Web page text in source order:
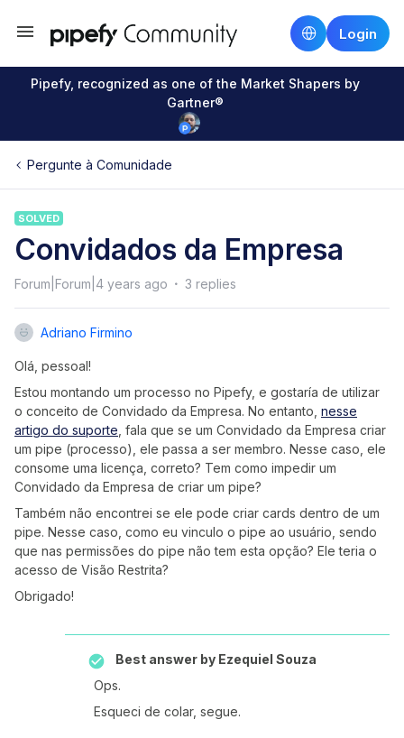
Login
Pipefy, recognized as one of the Market Shapers by
Gartner®
Pergunte à Comunidade
SOLVED
Convidados da Empresa
Forum|Forum|4 years ago 3 replies
Adriano Firmino
Olá, pessoal!
Estou montando um processo no Pipefy, e gostaría de utilizar
o conceito de Convidado da Empresa. No entanto, nesse
artigo do suporte , fala que se um Convidado da Empresa criar
um pipe (processo), ele passa a ser membro. Nesse caso, ele
consome uma licença, correto? Tem como impedir um
Convidado da Empresa de criar um pipe?
Também não encontrei se ele pode criar cards dentro de um
pipe. Nesse caso, como eu vinculo o pipe ao usuário, sendo
que nas permissões do pipe não tem esta opção? Ele teria o
acesso de Visão Restrita?
Obrigado!
Best answer by Ezequiel Souza
Ops.
Esqueci de colar, segue.